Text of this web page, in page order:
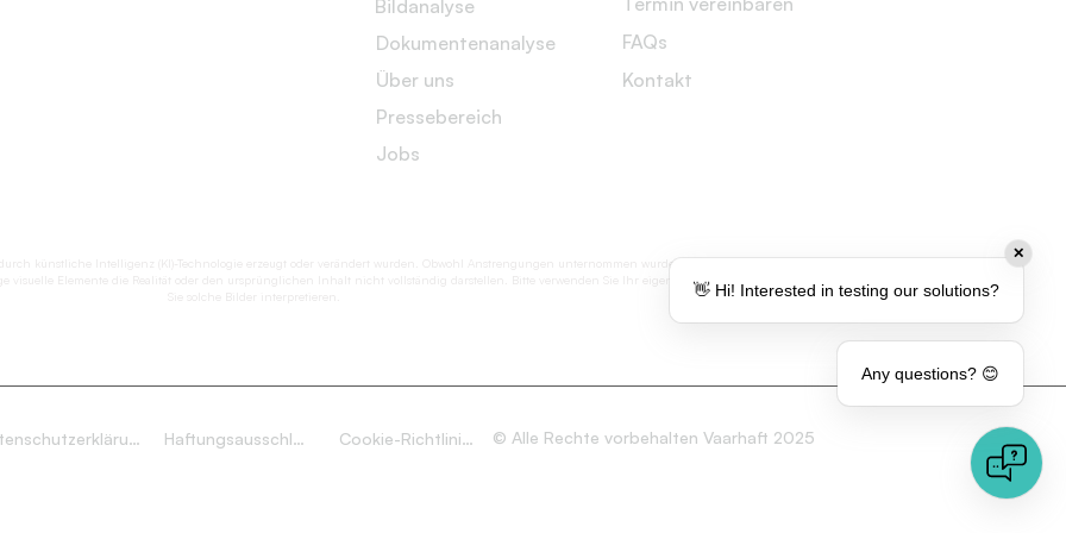
Bildanalyse
Dokumentenanalyse
Über uns
Pressebereich
Jobs
FAQs
Kontakt
künstliche Intelligenz (KI)-Technologie erzeugt oder verändert wurden. Obwohl Anstrengungen unternommen wurden, um Genauigkeit
visuelle Elemente die Realität oder den ursprünglichen Inhalt nicht vollständig darstellen. Bitte verwenden Sie Ihr eigenes Ermessen, wenn
Sie solche Bilder interpretieren.
Datenschutzerklärung Haftungsausschluss Cookie-Richtlinien © Alle Rechte vorbehalten Vaarhaft 2025
✕
👋 Hi! Interested in testing our solutions?
Any questions? 😊